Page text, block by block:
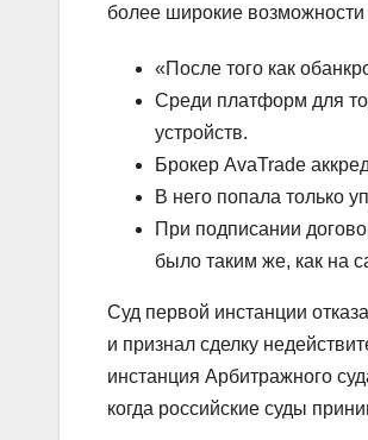
более широкие возможности
«После того как
Среди платформ для
устройств.
Брокер AvaTrade
В него попала только
При подписании
было таким же, как на
Суд первой инстанции
и признал сделку
инстанция Арбитражного
когда российские суды